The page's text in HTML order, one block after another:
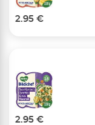
2.95 €
2.95 €